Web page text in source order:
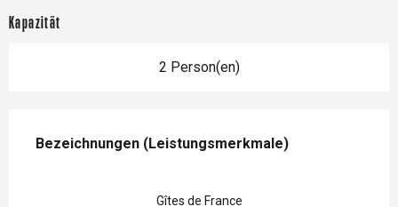
Kapazität
2 Person(en)
Bezeichnungen (Leistungsmerkmale)
Bezeichnungen (Leistungsmerkmale)
Gîtes de France